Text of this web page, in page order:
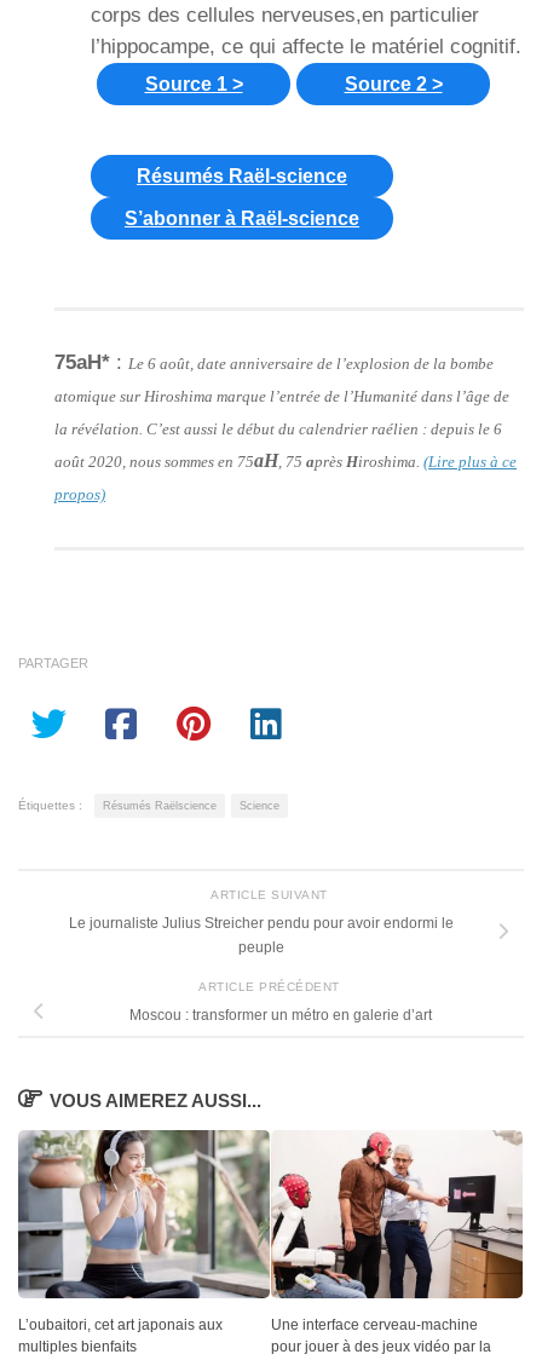
corps des cellules nerveuses,en particulier
l’hippocampe, ce qui affecte le matériel cognitif.
Source 1 > Source 2 >
Résumés Raël-science
S’abonner à Raël-science
75aH* : Le 6 août, date anniversaire de l’explosion de la bombe
atomique sur Hiroshima marque l’entrée de l’Humanité dans l’âge de
la révélation. C’est aussi le début du calendrier raélien : depuis le 6
août 2020, nous sommes en 75aH, 75 après Hiroshima. (Lire plus à ce
propos)
PARTAGER
Étiquettes : Résumés Raëlscience Science
ARTICLE SUIVANT
Le journaliste Julius Streicher pendu pour avoir endormi le
peuple
ARTICLE PRÉCÉDENT
Moscou : transformer un métro en galerie d’art
VOUS AIMEREZ AUSSI...
L’oubaitori, cet art japonais aux
multiples bienfaits
Une interface cerveau-machine
pour jouer à des jeux vidéo par la